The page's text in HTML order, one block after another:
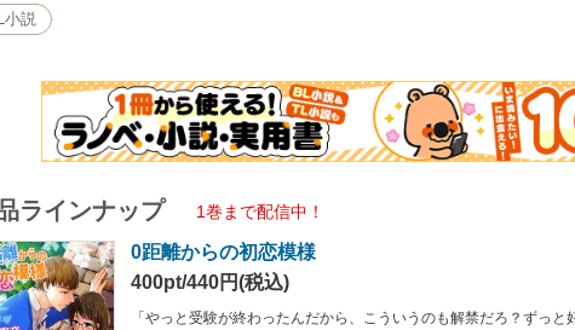
小説
ラインナップ 1巻まで配信中！
0距離からの初恋模様
400pt/440円(税込)
「やっと受験が終わったんだから、こういうのも解禁だろ？ずっと